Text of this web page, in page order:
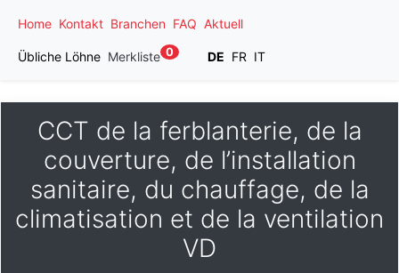
Home Kontakt Branchen FAQ Aktuell
Übliche Löhne Merkliste 0 DE FR IT
CCT de la ferblanterie, de la
couverture, de l’installation
sanitaire, du chauffage, de la
climatisation et de la ventilation
VD